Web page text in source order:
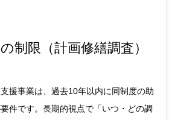
制限（計画修繕調査）
援事業は、過去10年以内に同制度の助
件です。長期的視点で「いつ・どの調